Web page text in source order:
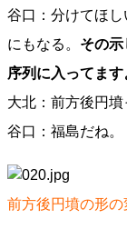
谷口：分けてほ
にもなる。 その
序列に入ってま
大北：前方後円
谷口：福島だね。
前方後円墳の形